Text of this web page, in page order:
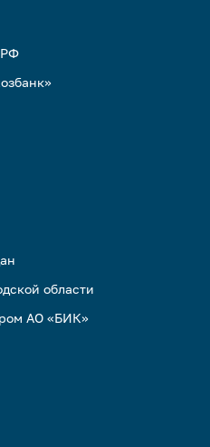
области
АО «БИК»